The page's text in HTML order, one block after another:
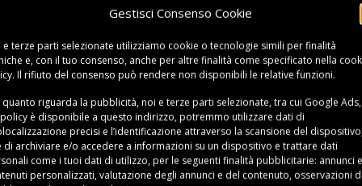
Gestisci Consenso Cookie
e terze parti selezionate utilizziamo cookie o tecnologie simili per finalità
e, con il tuo consenso, anche per altre finalità come specificato nella
. Il rifiuto del consenso può rendere non disponibili le relative funzioni.
quanto riguarda la pubblicità, noi e terze parti selezionate, tra cui Google
è disponibile a questo indirizzo, potremmo utilizzare dati di
precisi e l’identificazione attraverso la scansione del
di archiviare e/o accedere a informazioni su un dispositivo e trattare dati
come i tuoi dati di utilizzo, per le seguenti finalità pubblicitarie: annunci e
personalizzati, valutazione degli annunci e del contenuto, osservazioni
cemento e controsoffitti